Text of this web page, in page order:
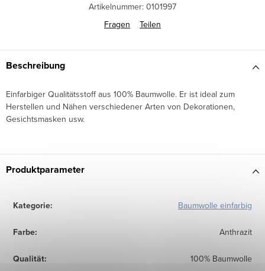
Artikelnummer: 0101997
Fragen
Teilen
Beschreibung
Einfarbiger Qualitätsstoff aus 100% Baumwolle. Er ist ideal zum
Herstellen und Nähen verschiedener Arten von Dekorationen,
Gesichtsmasken usw.
Produktparameter
Kategorie: Baumwolle einfarbig
Farbe: Anthrazit
Qualität: 100% Baumwolle